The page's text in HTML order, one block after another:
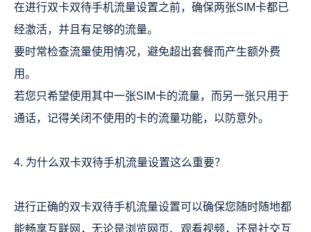
在进行双卡双待手机流量设置之前，确保两张SIM卡都已
经激活，并且有足够的流量。
要时常检查流量使用情况，避免超出套餐而产生额外费
用。
若您只希望使用其中一张SIM卡的流量，而另一张只用于
通话，记得关闭不使用的卡的流量功能，以防意外。
4. 为什么双卡双待手机流量设置这么重要？
进行正确的双卡双待手机流量设置可以确保您随时随地都
能畅享互联网，无论是浏览网页、观看视频，还是社交互